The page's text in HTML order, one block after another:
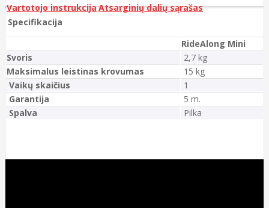
Vartotojo instrukcijaAtsarginių dalių sąrašas
Specifikacija
RideAlong Mini
Svoris
2,7 kg
Maksimalus leistinas krovumas
15 kg
Vaikų skaičius
1
Garantija
5 m.
Spalva
Pilka